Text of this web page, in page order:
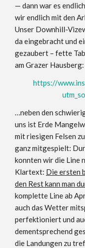
— dann war es
wir endlich mit den
Unser Downhill-
da eingebracht und
gezaubert – fette
am Grazer Hausberg:
https://
…neben den
uns ist Erde
mit riesigen Felsen
ganz mitgespielt:
konnten wir die Line
Klartext: Die ersten
den Rest kann man
komplette Line ab
auch das Wetter
perfektioniert und
dementsprechend
die Landungen zu